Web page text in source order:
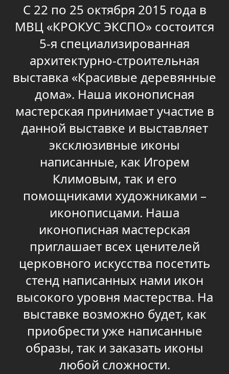
С 22 по 25 октября 2015 года в
МВЦ «КРОКУС ЭКСПО» состоится
5-я специализированная
архитектурно-строительная
выставка «Красивые деревянные
дома». Наша иконописная
мастерская принимает участие в
данной выставке и выставляет
эксклюзивные иконы
написанные, как Игорем
Климовым, так и его
помощниками художниками –
иконописцами. Наша
иконописная мастерская
приглашает всех ценителей
церковного искусства посетить
стенд написанных нами икон
высокого уровня мастерства. На
выставке возможно будет, как
приобрести уже написанные
образы, так и заказать иконы
любой сложности.